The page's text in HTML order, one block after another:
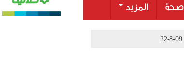
صحة المزيد